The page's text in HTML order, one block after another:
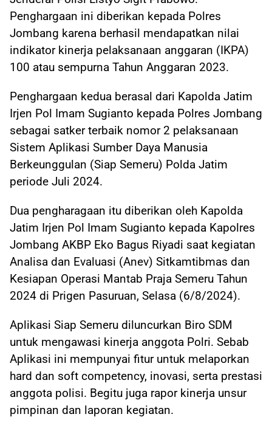
Penghargaan ini diberikan kepada Polres
Jombang karena berhasil mendapatkan nilai
indikator kinerja pelaksanaan anggaran (IKPA)
100 atau sempurna Tahun Anggaran 2023.
Penghargaan kedua berasal dari Kapolda Jatim
Irjen Pol Imam Sugianto kepada Polres Jombang
sebagai satker terbaik nomor 2 pelaksanaan
Sistem Aplikasi Sumber Daya Manusia
Berkeunggulan (Siap Semeru) Polda Jatim
periode Juli 2024.
Dua pengharagaan itu diberikan oleh Kapolda
Jatim Irjen Pol Imam Sugianto kepada Kapolres
Jombang AKBP Eko Bagus Riyadi saat kegiatan
Analisa dan Evaluasi (Anev) Sitkamtibmas dan
Kesiapan Operasi Mantab Praja Semeru Tahun
2024 di Prigen Pasuruan, Selasa (6/8/2024).
Aplikasi Siap Semeru diluncurkan Biro SDM
untuk mengawasi kinerja anggota Polri. Sebab
Aplikasi ini mempunyai fitur untuk melaporkan
hard dan soft competency, inovasi, serta prestasi
anggota polisi. Begitu juga rapor kinerja unsur
pimpinan dan laporan kegiatan.